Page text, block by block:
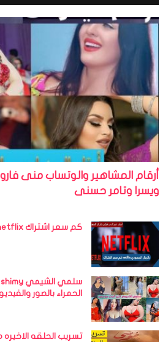
أرقام المشاهير والوتساب منى
ويسرا وتامر حسنى
كم سعر اشتراك netflix بالريال السعودي
الحمراء بالصور والفيديو
تسريب الحلقه